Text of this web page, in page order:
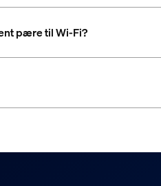
pære til Wi-Fi?